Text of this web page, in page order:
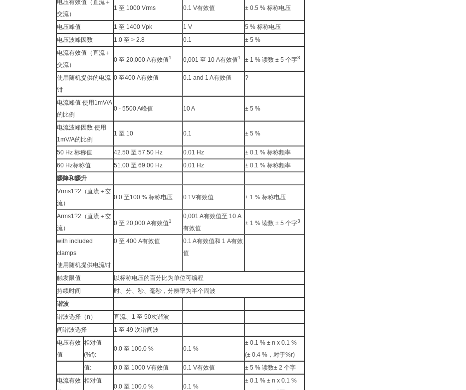
电压有效值（直流＋
交流）
1 至 1000 Vrms 0.1 V有效值 ± 0.5 % 标称电压
电压峰值 1 至 1400 Vpk 1 V
5 % 标称电压
电压波峰因数
1.0 至 > 2.8 0.1
± 5 %
电流有效值（直流＋
交流）
0 至 20,000 A有效值1 0,001 至 10 A有效值1 ± 1 % 读数 ± 5 个字3
使用随机提供的电流
钳
0 至400 A有效值 0.1 and 1 A有效值 ?
电流峰值 使用1mV/A
的比例
0 - 5500 A峰值 10 A ± 5 %
电流波峰因数 使用
1mV/A的比例
1 至 10 0.1 ± 5 %
50 Hz 标称值 42.50 至 57.50 Hz 0.01 Hz
± 0.1 % 标称频率
60 Hz标称值
51.00 至 69.00 Hz 0.01 Hz
± 0.1 % 标称频率
骤降和骤升
Vrms1?2（直流＋交
流）
0.0 至100 % 标称电压 0.1V有效值 ± 1 % 标称电压
Arms1?2（直流＋交
流）
0 至 20,000 A有效值1
0,001 A有效值至 10 A
有效值
± 1 % 读数 ± 5 个字3
with included
clamps
使用随机提供电流钳
0 至 400 A有效值
0.1 A有效值和 1 A有效
值
触发限值
以标称电压的百分比为单位可编程
持续时间
时、分、秒、毫秒，分辨率为半个周波
谐波
谐波选择（n）
直流、1 至 50次谐波
间谐波选择
1 至 49 次谐间波
电压有效
值
相对值
(%f):
0.0 至 100.0 % 0.1 %
± 0.1 % ± n x 0.1 %
(± 0.4 %，对于%r)
值:
0.0 至 1000 V有效值 0.1 V有效值
± 5 % 读数± 2 个字
电流有效 相对值
0.0 至 100.0 % 0.1 %
± 0.1 % ± n x 0.1 %